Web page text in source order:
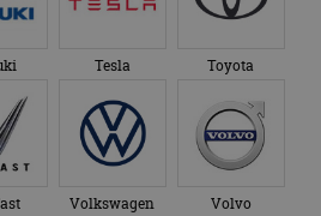
Tesla Toyota
Volkswagen Volvo